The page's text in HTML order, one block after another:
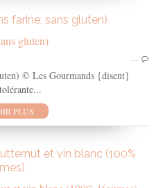
farine, sans gluten)
…
© Les Gourmands {disent}
PLUS
et vin blanc (100%